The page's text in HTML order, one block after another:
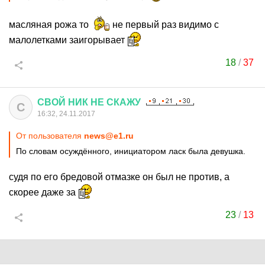
масляная рожа то
не первый раз видимо с
малолетками заигорывает
18/37
С СВОЙ НИК НЕ СКАЖУ
16:32, 24.11.2017
От пользователя news@e1.ru
По словам осуждённого, инициатором ласк была девушка.
судя по его бредовой отмазке он был не против, а
скорее даже за
23/ 13